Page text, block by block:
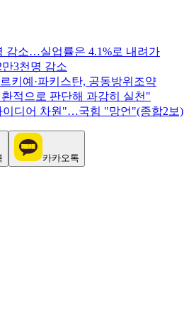
감소…실업률은 4.1%로 내려가
3천명 감소
키예·파키스탄, 공동방위조약
적으로 판단해 과감히 실천"
이디어 차원"…국힘 "망언"(종합2보)
카카오톡